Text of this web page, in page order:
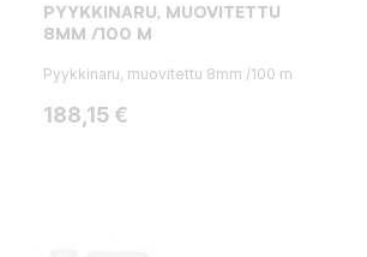
PYYKKINARU, MUOVITETTU
8MM /100 M
Pyykkinaru, muovitettu 8mm /100 m
Hinta
188,15 €